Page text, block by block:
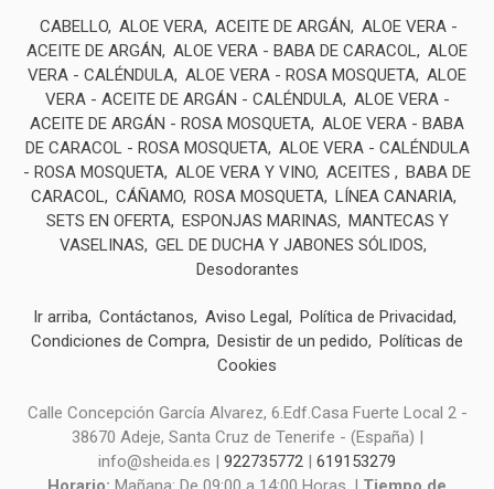
CABELLO ALOE VERA ACEITE DE ARGÁN
ALOE VERA -
ACEITE DE ARGÁN
ALOE VERA - BABA DE CARACOL ALOE
VERA - CALÉNDULA ALOE VERA - ROSA MOSQUETA ALOE
VERA - ACEITE DE ARGÁN - CALÉNDULA ALOE VERA -
ACEITE DE ARGÁN - ROSA MOSQUETA ALOE VERA - BABA
DE CARACOL - ROSA MOSQUETA ALOE VERA - CALÉNDULA
- ROSA MOSQUETA ALOE VERA Y VINO ACEITES
BABA DE
CARACOL CÁÑAMO ROSA MOSQUETA LÍNEA CANARIA
SETS EN OFERTA ESPONJAS MARINAS
MANTECAS Y
VASELINAS
GEL DE DUCHA Y JABONES SÓLIDOS
Desodorantes
Ir arriba Contáctanos Aviso Legal
Política de Privacidad
Condiciones de Compra Desistir de un pedido
Políticas de
Cookies
Calle Concepción García Alvarez, 6.Edf.Casa Fuerte Local 2 -
38670 Adeje, Santa Cruz de Tenerife - (España) |
info@sheida.es | 922735772 | 619153279